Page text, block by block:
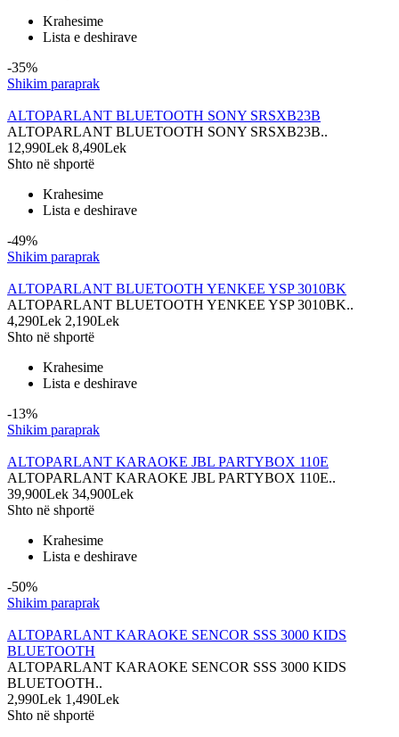
Krahesime
Lista e deshirave
-35%
Shikim paraprak
ALTOPARLANT BLUETOOTH SONY SRSXB23B
ALTOPARLANT BLUETOOTH SONY SRSXB23B..
12,990Lek 8,490Lek
Shto në shportë
Krahesime
Lista e deshirave
-49%
Shikim paraprak
ALTOPARLANT BLUETOOTH YENKEE YSP 3010BK
ALTOPARLANT BLUETOOTH YENKEE YSP 3010BK..
4,290Lek 2,190Lek
Shto në shportë
Krahesime
Lista e deshirave
-13%
Shikim paraprak
ALTOPARLANT KARAOKE JBL PARTYBOX 110E
ALTOPARLANT KARAOKE JBL PARTYBOX 110E..
39,900Lek 34,900Lek
Shto në shportë
Krahesime
Lista e deshirave
-50%
Shikim paraprak
ALTOPARLANT KARAOKE SENCOR SSS 3000 KIDS
BLUETOOTH
ALTOPARLANT KARAOKE SENCOR SSS 3000 KIDS
BLUETOOTH..
2,990Lek 1,490Lek
Shto në shportë